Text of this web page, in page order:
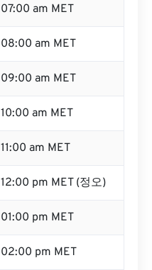
07:00 am MET
08:00 am MET
09:00 am MET
10:00 am MET
11:00 am MET
12:00 pm MET (정오)
01:00 pm MET
02:00 pm MET